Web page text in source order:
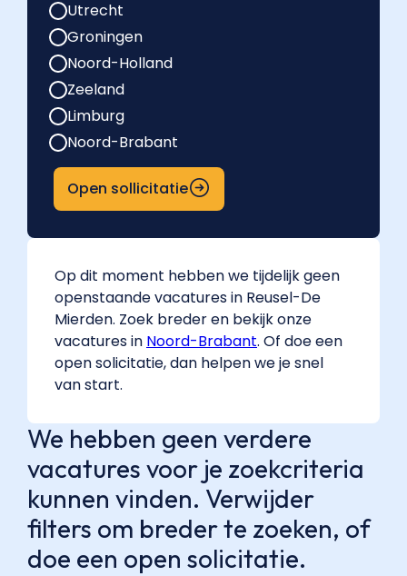
Utrecht
Groningen
Noord-Holland
Zeeland
Limburg
Noord-Brabant
Open sollicitatie
Op dit moment hebben we tijdelijk geen
openstaande vacatures in Reusel-De
Mierden. Zoek breder en bekijk onze
vacatures in Noord-Brabant. Of doe een
open solicitatie, dan helpen we je snel
van start.
We hebben geen verdere
vacatures voor je zoekcriteria
kunnen vinden. Verwijder
filters om breder te zoeken, of
doe een open solicitatie.